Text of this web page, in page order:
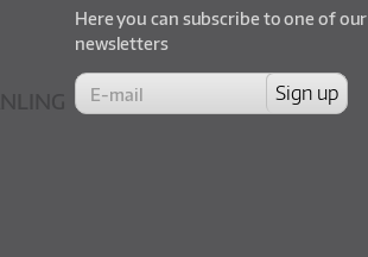
Here you can subscribe to one of our
newsletters